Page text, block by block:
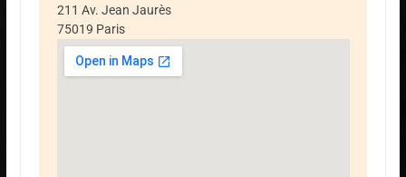
211 Av. Jean Jaurès
75019 Paris